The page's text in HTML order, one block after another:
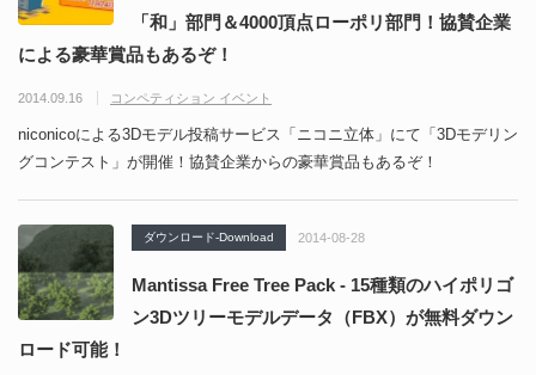
「和」部門＆4000頂点ローポリ部門！協賛企業
による豪華賞品もあるぞ！
2014.09.16 コンペティション イベント
niconicoによる3Dモデル投稿サービス「ニコニ立体」にて「3Dモデリン
グコンテスト」が開催！協賛企業からの豪華賞品もあるぞ！
ダウンロード-Download 2014-08-28
Mantissa Free Tree Pack - 15種類のハイポリゴ
ン3Dツリーモデルデータ（FBX）が無料ダウン
ロード可能！